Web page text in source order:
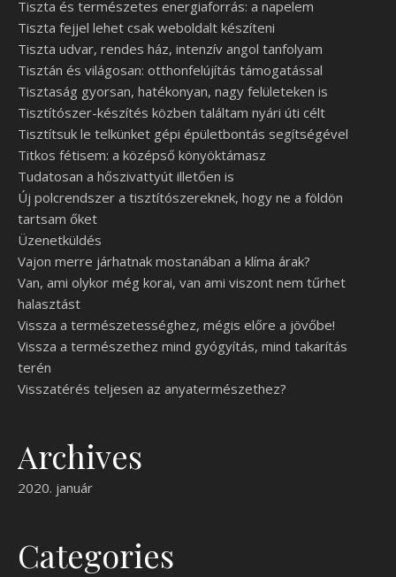
Tiszta és természetes energiaforrás: a napelem
Tiszta fejjel lehet csak weboldalt készíteni
Tiszta udvar, rendes ház, intenzív angol tanfolyam
Tisztán és világosan: otthonfelújítás támogatással
Tisztaság gyorsan, hatékonyan, nagy felületeken is
Tisztítószer-készítés közben találtam nyári úti célt
Tisztítsuk le telkünket gépi épületbontás segítségével
Titkos fétisem: a középső könyöktámasz
Tudatosan a hőszivattyút illetően is
Új polcrendszer a tisztítószereknek, hogy ne a földön
tartsam őket
Üzenetküldés
Vajon merre járhatnak mostanában a klíma árak?
Van, ami olykor még korai, van ami viszont nem tűrhet
halasztást
Vissza a természetességhez, mégis előre a jövőbe!
Vissza a természethez mind gyógyítás, mind takarítás
terén
Visszatérés teljesen az anyatermészethez?
Archives
2020. január
Categories